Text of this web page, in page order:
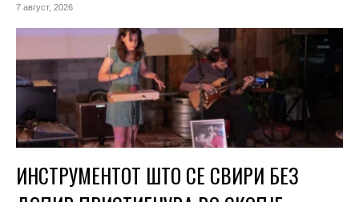
7 август, 2026
ИНСТРУМЕНТОТ ШТО СЕ СВИРИ БЕЗ